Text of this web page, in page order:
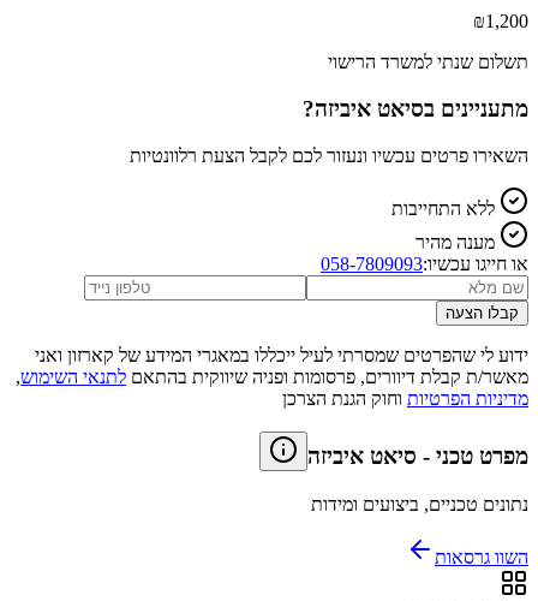
₪1,200
תשלום שנתי למשרד הרישוי
מתעניינים בסיאט איביזה?
השאירו פרטים עכשיו ונעזור לכם לקבל הצעת רלוונטיות
ללא התחייבות
מענה מהיר
או חייגו עכשיו:058-7809093
קבלו הצעה
ידוע לי שהפרטים שמסרתי לעיל ייכללו במאגרי המידע של קארזון ואני
מאשר/ת קבלת דיוורים, פרסומות ופניה שיווקית בהתאם לתנאי השימוש,
מדיניות הפרטיות וחוק הגנת הצרכן
מפרט טכני - סיאט איביזה
נתונים טכניים, ביצועים ומידות
השוו גרסאות